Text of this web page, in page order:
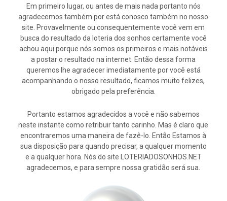
Em primeiro lugar, ou antes de mais nada portanto nós
agradecemos também por está conosco também no nosso
site. Provavelmente ou consequentemente você vem em
busca do resultado da loteria dos sonhos certamente você
achou aqui porque nós somos os primeiros e mais notáveis
a postar o resultado na internet. Então dessa forma
queremos lhe agradecer imediatamente por você está
acompanhando o nosso resultado, ficamos muito felizes,
obrigado pela preferência.
Portanto estamos agradecidos a você e não sabemos
neste instante como retribuir tanto carinho. Mas é claro que
encontraremos uma maneira de fazê-lo. Então Estamos à
sua disposição para quando precisar, a qualquer momento
e a qualquer hora. Nós do site LOTERIADOSONHOS.NET
agradecemos, e para sempre nossa gratidão será sua.